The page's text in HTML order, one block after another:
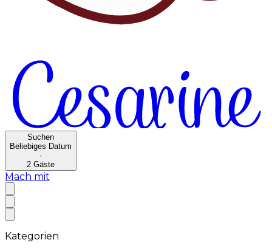
Suchen
Beliebiges Datum
·
2 Gäste
Mach mit
Kategorien